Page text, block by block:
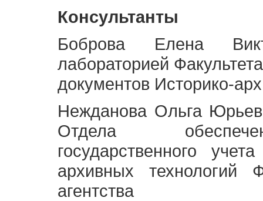
Консультанты
Боброва Елена
лабораторией
документов Историко-
Нежданова Ольга
Отдела
государственного
архивных технологий
агентства